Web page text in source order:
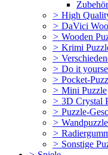
Zubehör
> High
> DaVici
> Wooden
> Krimi
>
> Do it
> Pocket-
> Mini Puzzle
> 3D Crystal
> Puzzle-
> Wandpuzzle
>
> Sonstige